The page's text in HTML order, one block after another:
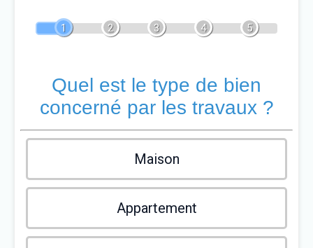
1 2 3 4 5
Quel est le type de bien
concerné par les travaux ?
Maison
Appartement